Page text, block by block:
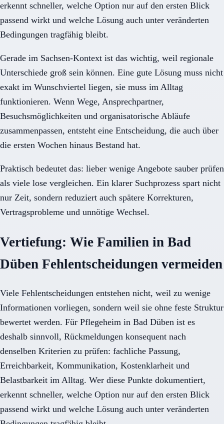
erkennt schneller, welche Option nur auf den ersten Blick
passend wirkt und welche Lösung auch unter veränderten
Bedingungen tragfähig bleibt.
Gerade im Sachsen-Kontext ist das wichtig, weil regionale
Unterschiede groß sein können. Eine gute Lösung muss nicht
exakt im Wunschviertel liegen, sie muss im Alltag
funktionieren. Wenn Wege, Ansprechpartner,
Besuchsmöglichkeiten und organisatorische Abläufe
zusammenpassen, entsteht eine Entscheidung, die auch über
die ersten Wochen hinaus Bestand hat.
Praktisch bedeutet das: lieber wenige Angebote sauber prüfen
als viele lose vergleichen. Ein klarer Suchprozess spart nicht
nur Zeit, sondern reduziert auch spätere Korrekturen,
Vertragsprobleme und unnötige Wechsel.
Vertiefung: Wie Familien in Bad
Düben Fehlentscheidungen vermeiden
Viele Fehlentscheidungen entstehen nicht, weil zu wenige
Informationen vorliegen, sondern weil sie ohne feste Struktur
bewertet werden. Für Pflegeheim in Bad Düben ist es
deshalb sinnvoll, Rückmeldungen konsequent nach
denselben Kriterien zu prüfen: fachliche Passung,
Erreichbarkeit, Kommunikation, Kostenklarheit und
Belastbarkeit im Alltag. Wer diese Punkte dokumentiert,
erkennt schneller, welche Option nur auf den ersten Blick
passend wirkt und welche Lösung auch unter veränderten